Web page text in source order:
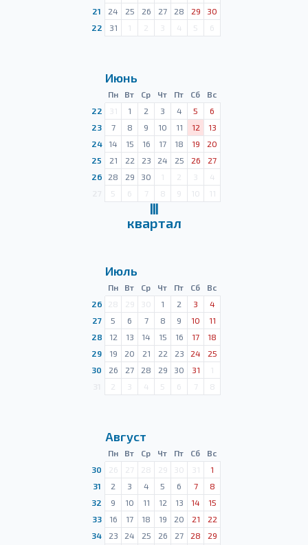
21
24 25 26 27 28 29
30
22
31 1 2 3 4 5 6
Июнь
Пн Вт Ср Чт Пт Сб
Вс
22
31 1 2 3 4 5
6
23
7 8 9 10 11 12
13
24
14 15 16 17 18 19
20
25
21 22 23 24 25 26
27
26
28 29 30 1 2 3
4
5 6 7 8 9 10 11
Ⅲ
квартал
Июль
Пн Вт Ср Чт Пт Сб
Вс
26
28 29 30 1 2 3
4
27
5 6 7 8 9 10
11
28
12 13 14 15 16 17
18
29
19 20 21 22 23 24
25
30
26 27 28 29 30 31
1
2 3 4 5 6 7 8
Август
Пн Вт Ср Чт Пт Сб
Вс
30
26 27 28 29 30 31
1
31
2 3 4 5 6 7
8
32
9 10 11 12 13 14
15
33
16 17 18 19 20 21
22
34
23 24 25 26 27 28
29